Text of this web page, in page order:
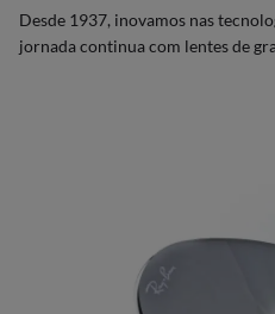
Desde 1937, inovamos nas
jornada continua com lentes de